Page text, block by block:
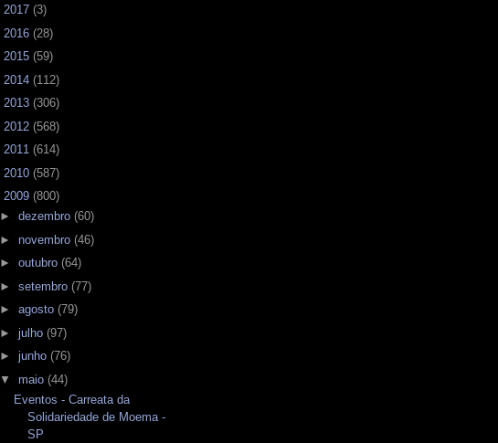
2017 (3)
2016 (28)
2015 (59)
2014 (112)
2013 (306)
2012 (568)
2011 (614)
2010 (587)
2009 (800)
► dezembro (60)
► novembro (46)
► outubro (64)
► setembro (77)
► agosto (79)
► julho (97)
► junho (76)
▼ maio (44)
Eventos - Carreata da
Solidariedade de Moema -
SP